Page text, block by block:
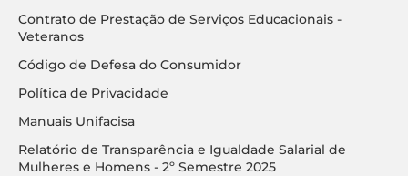
Contrato de Prestação de Serviços Educacionais -
Veteranos
Código de Defesa do Consumidor
Política de Privacidade
Manuais Unifacisa
Relatório de Transparência e Igualdade Salarial de
Mulheres e Homens - 2º Semestre 2025